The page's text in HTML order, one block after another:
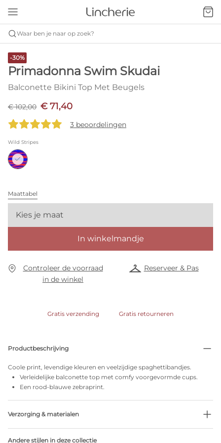
Waar ben je naar op zoek?
-30%
Primadonna Swim Skudai
Balconette Bikini Top Met Beugels
€ 102,00 € 71,40
3 beoordelingen
Wild Stripes
Maattabel
Kies je maat
In winkelmandje
Controleer de voorraad
in de winkel
Reserveer & Pas
Gratis verzending Gratis retourneren
Productbeschrijving
Coole print, levendige kleuren en veelzijdige spaghettibandjes.
Verleidelijke balconette top met comfy voorgevormde cups.
Een rood-blauwe zebraprint.
Verzorging & materialen
Andere stijlen in deze collectie